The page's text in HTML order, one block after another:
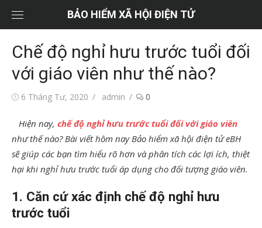
dung
BẢO HIỂM XÃ HỘI ĐIỆN TỬ
Chế độ nghỉ hưu trước tuổi đối
với giáo viên như thế nào?
Đăng6 Tháng Tư, 2020
Tác
admin 0
Hiện nay, chế độ nghỉ hưu trước tuổi đối với giáo viên
như thế nào? Bài viết hôm nay Bảo hiểm xã hội điện tử eBH
sẽ giúp các bạn tìm hiểu rõ hơn và phân tích các lợi ích, thiệt
hại khi nghỉ hưu trước tuổi áp dụng cho đối tượng giáo viên.
1. Căn cứ xác định chế độ nghỉ hưu
trước tuổi